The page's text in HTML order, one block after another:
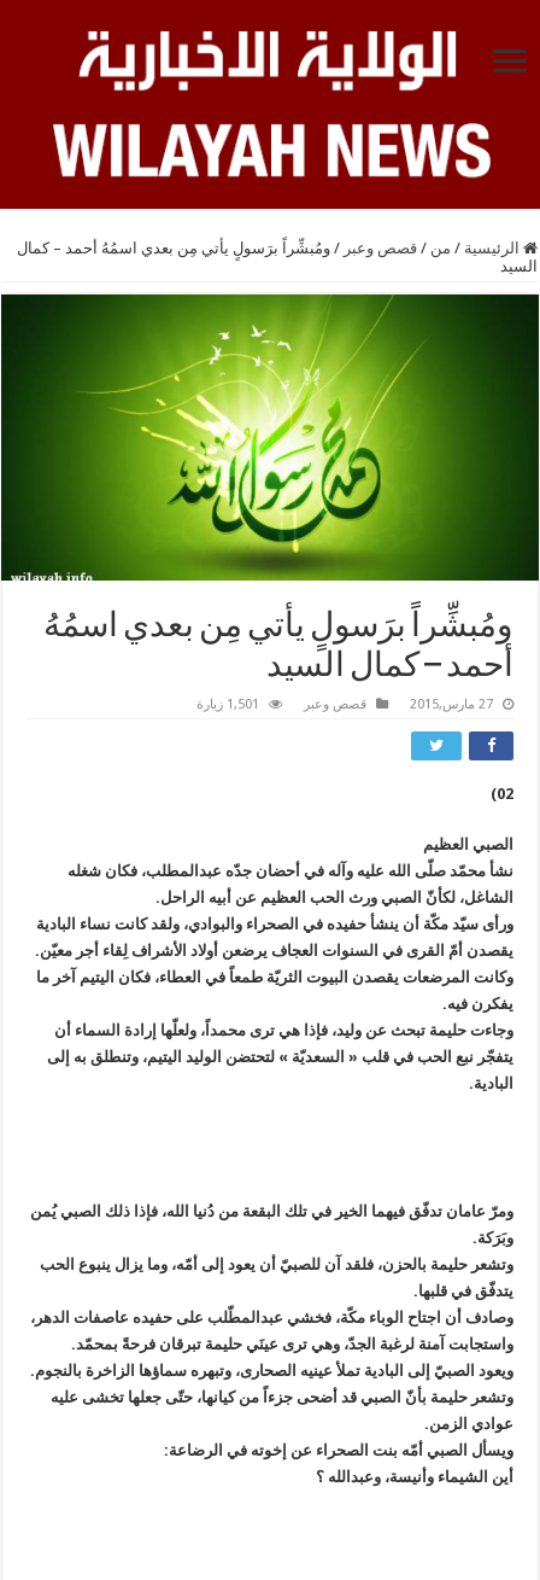
الرئيسية / من / قصص وعبر / ومُبشِّراً برَسولٍ يأتي مِن بعدي اسمُهُ أحمد – كمال
السيد
ومُبشِّراً برَسولٍ يأتي مِن بعدي اسمُهُ
أحمد – كمال السيد
27 مارس,2015 قصص وعبر 1,501 زيارة
02)
الصبي العظيم
نشأ محمّد صلّى الله عليه وآله في أحضان جدّه عبدالمطلب، فكان شغله
الشاغل، لكأنّ الصبي ورث الحب العظيم عن أبيه الراحل.
ورأى سيّد مكّة أن ينشأ حفيده في الصحراء والبوادي، ولقد كانت نساء البادية
يقصدن أمّ القرى في السنوات العجاف يرضعن أولاد الأشراف لِقاء أجر معيّن.
وكانت المرضعات يقصدن البيوت الثريّة طمعاً في العطاء، فكان اليتيم آخر ما
يفكرن فيه.
وجاءت حليمة تبحث عن وليد، فإذا هي ترى محمداً، ولعلّها إرادة السماء أن
يتفجّر نبع الحب في قلب « السعديّة » لتحتضن الوليد اليتيم، وتنطلق به إلى
البادية.
ومرّ عامان تدفّق فيهما الخير في تلك البقعة من دُنيا الله، فإذا ذلك الصبي يُمن
وبَرَكة.
وتشعر حليمة بالحزن، فلقد آن للصبيّ أن يعود إلى أمّه، وما يزال ينبوع الحب
يتدفّق في قلبها.
وصادف أن اجتاح الوباء مكّة، فخشي عبدالمطّلب على حفيده عاصفات الدهر،
واستجابت آمنة لرغبة الجدّ، وهي ترى عينَي حليمة تبرقان فرحةً بمحمّد.
ويعود الصبيّ إلى البادية تملأ عينيه الصحارى، وتبهره سماؤها الزاخرة بالنجوم.
وتشعر حليمة بأنّ الصبي قد أضحى جزءاً من كيانها، حتّى جعلها تخشى عليه
عوادي الزمن.
ويسأل الصبي أمّه بنت الصحراء عن إخوته في الرضاعة:
أين الشيماء وأنيسة، وعبدالله ؟